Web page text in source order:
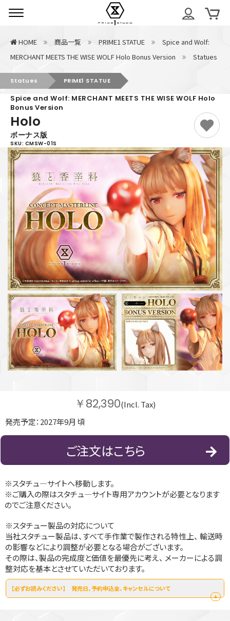
荷・サポートに関するご案内
HOME 商品一覧 PRIME1 STATUE
Spice and Wolf:
MERCHANT MEETS THE WISE WOLF Holo Bonus Version
Statues
Statues PRIME1 STATUE
Spice and Wolf: MERCHANT MEETS THE WISE WOLF Holo
Bonus Version
Holo
ボーナス版
SKU: CMSW-01S
￥82,390(Incl. Tax)
発売予定：2027年9月 頃
ご注文はこちら
※スタチュ―サイトへ移動します。
※ご購入の際はスタチュ―サイト専用アカウントが必要となります
のでご注意ください。
※スタチュー製品の対応について
当社スタチュー製品は、すべて手作業で製作される特性上、 輸送時
の影響などにより調整が必要となる場合がございます。
その際は、製品の完成度と価値を最優先に考え、 メーカーによる調
整対応を基本とさせていただいております。
【必ずお読みください】 発売日、予約申込金、キャンセルについて
+